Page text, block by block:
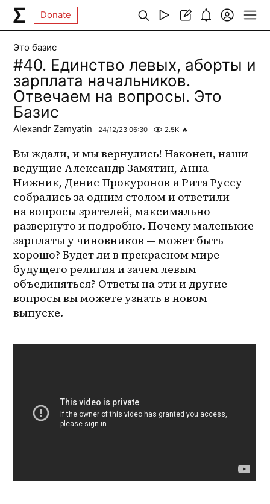
Donate
Это базис
#40. Единство левых, аборты и
зарплата начальников.
Отвечаем на вопросы. Это
Базис
Alexandr Zamyatin 24/12/23 06:30 2.5K 🔥
Вы ждали, и мы вернулись! Наконец, наши
ведущие Александр Замятин, Анна
Нижник, Денис Прокуронов и Рита Руссу
собрались за одним столом и ответили
на вопросы зрителей, максимально
развернуто и подробно. Почему маленькие
зарплаты у чиновников — может быть
хорошо? Будет ли в прекрасном мире
будущего религия и зачем левым
объединяться? Ответы на эти и другие
вопросы вы можете узнать в новом
выпуске.